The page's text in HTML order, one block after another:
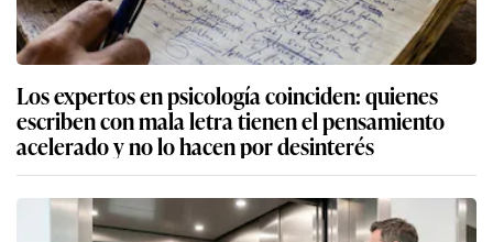
Los expertos en psicología coinciden: quienes
escriben con mala letra tienen el pensamiento
acelerado y no lo hacen por desinterés